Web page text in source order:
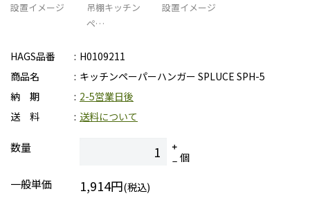
設置イメージ
吊棚キッチン
ペ…
設置イメージ
HAGS品番
H0109211
商品名
キッチンペーパーハンガー SPLUCE SPH-5
納 期
2-5営業日後
送 料
送料について
数量
個
一般単価
1,914円(税込)